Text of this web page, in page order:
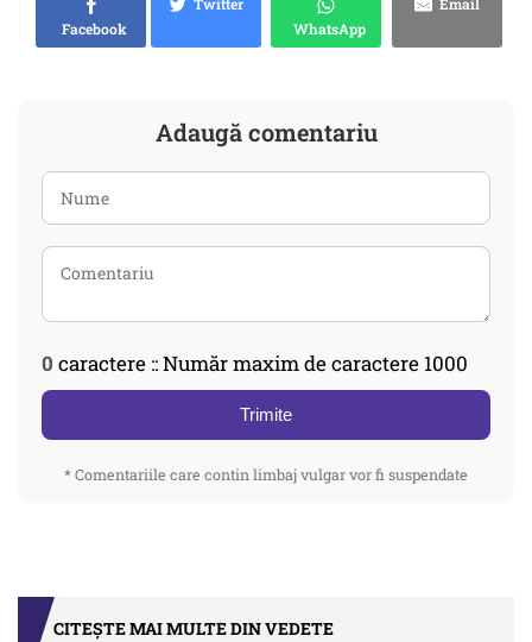
Facebook
WhatsApp
Adaugă comentariu
0 caractere :: Număr maxim de caractere 1000
Trimite
* Comentariile care contin limbaj vulgar vor fi suspendate
CITEȘTE MAI MULTE DIN VEDETE